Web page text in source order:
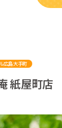
広島大手町
紙屋町店